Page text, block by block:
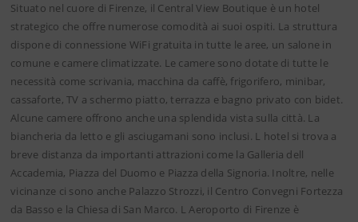
Situato nel cuore di Firenze, il Central View Boutique è un hotel
strategico che offre numerose comodità ai suoi ospiti. La struttura
dispone di connessione WiFi gratuita in tutte le aree, un salone in
comune e camere climatizzate. Le camere sono dotate di tutte le
necessità come scrivania, macchina da caffè, frigorifero, minibar,
cassaforte, TV a schermo piatto, terrazza e bagno privato con bidet.
Alcune camere offrono anche una splendida vista sulla città. La
biancheria da letto e gli asciugamani sono inclusi. L hotel si trova a
breve distanza da importanti attrazioni come la Galleria dell
Accademia, Piazza del Duomo e Piazza della Signoria. Inoltre, nelle
vicinanze ci sono anche Palazzo Strozzi, il Centro Convegni Fortezza
da Basso e la Chiesa di San Marco. L Aeroporto di Firenze è